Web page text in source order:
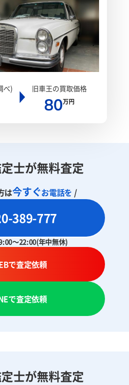
べ) 旧車王の買取価格
80万円
士が無料査定
は今すぐお電話を /
389-777
～22:00(年中無休)
で査定依頼
で査定依頼
士が無料査定